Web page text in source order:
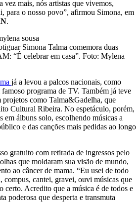
vez mais, nós artistas que vivemos,
para o nosso povo”, afirmou Simona, em
.
Simona Talma comemora duas
“É celebrar em casa”. Foto: Mylena
já a levou a palcos nacionais, como
programa de TV. Também já teve
projetos como Talma&Gadelha, que
Cultural Ribeira. No espetáculo, porém,
em álbuns solo, escolhendo músicas a
e das canções mais pedidas ao longo
gratuito com retirada de ingressos pelo
que moldaram sua visão de mundo,
ao câncer de mama. “Eu usei de todo
compus, cantei, gravei, ouvi músicas que
certo. Acredito que a música é de todos e
poderosa que desperta e transmuta